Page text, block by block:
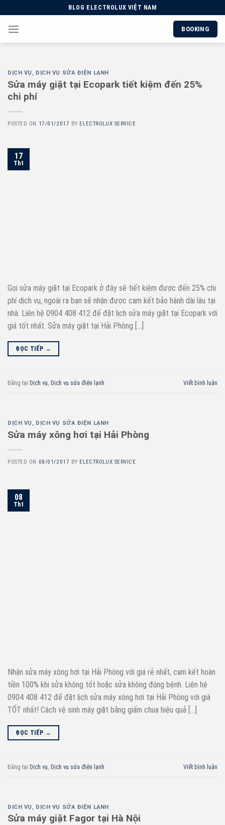
to
content
BLOG ELECTROLUX VIỆT NAM
BOOKING
DỊCH VỤ , DỊCH VỤ SỬA ĐIỆN LẠNH
Sửa máy giặt tại Ecopark tiết kiệm đến 25%
chi phí
POSTED ON 17/01/2017 BY ELECTROLUX SERVICE
17
Th1
Gọi sửa máy giặt tại Ecopark ở đây sẽ tiết kiệm được đến 25% chi
phí dịch vụ, ngoài ra bạn sẽ nhận được cam kết bảo hành dài lâu tại
nhà. Liên hệ 0904 408 412 để đặt lịch sửa máy giặt tại Ecopark với
giá tốt nhất. Sửa máy giặt tại Hải Phòng […]
ĐỌC TIẾP →
Đăng tại Dịch vụ, Dịch vụ sửa điện lạnh Viết bình luận
DỊCH VỤ , DỊCH VỤ SỬA ĐIỆN LẠNH
Sửa máy xông hơi tại Hải Phòng
POSTED ON 08/01/2017 BY ELECTROLUX SERVICE
08
Th1
Nhận sửa máy xông hơi tại Hải Phòng với giá rẻ nhất, cam kết hoàn
tiền 100% khi sửa không tốt hoặc sửa không đúng bệnh. Liên hệ
0904 408 412 để đặt lịch sửa máy xông hơi tại Hải Phòng với giá
TỐT nhất! Cách vệ sinh máy giặt bằng giấm chua hiệu quả […]
ĐỌC TIẾP →
Đăng tại Dịch vụ Dịch vụ sửa điện lạnh Viết bình luận
DỊCH VỤ DỊCH VỤ SỬA ĐIỆN LẠNH
Sửa máy giặt Fagor tại Hà Nội